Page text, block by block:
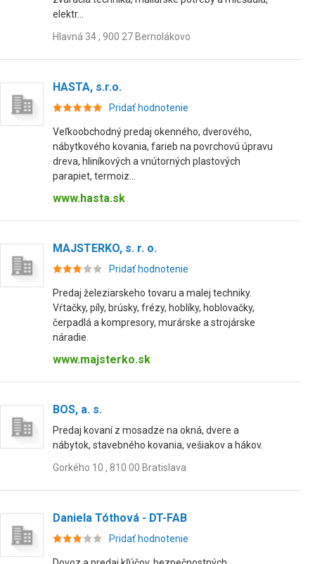
elektr...
Hlavná 34 , 900 27 Bernolákovo
HASTA, s.r.o.
Pridať hodnotenie
Veľkoobchodný predaj okenného, dverového,
nábytkového kovania, farieb na povrchovú úpravu
dreva, hliníkových a vnútorných plastových
parapiet, termoiz...
www.hasta.sk
MAJSTERKO, s. r. o.
Pridať hodnotenie
Predaj železiarskeho tovaru a malej techniky.
Vŕtačky, píly, brúsky, frézy, hoblíky, hoblovačky,
čerpadlá a kompresory, murárske a strojárske
náradie.
www.majsterko.sk
BOS, a. s.
Predaj kovaní z mosadze na okná, dvere a
nábytok, stavebného kovania, vešiakov a hákov.
Gorkého 10 , 810 00 Bratislava
Daniela Tóthová - DT-FAB
Pridať hodnotenie